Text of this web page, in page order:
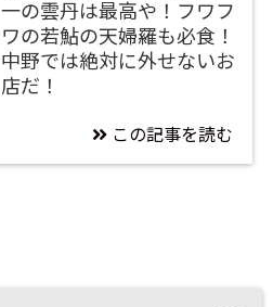
一の雲丹は最高や！フワフ
ワの若鮎の天婦羅も必食！
中野では絶対に外せないお
店だ！
この記事を読む